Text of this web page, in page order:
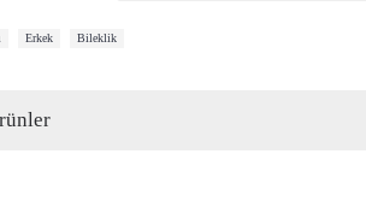
Erkek Bileklik